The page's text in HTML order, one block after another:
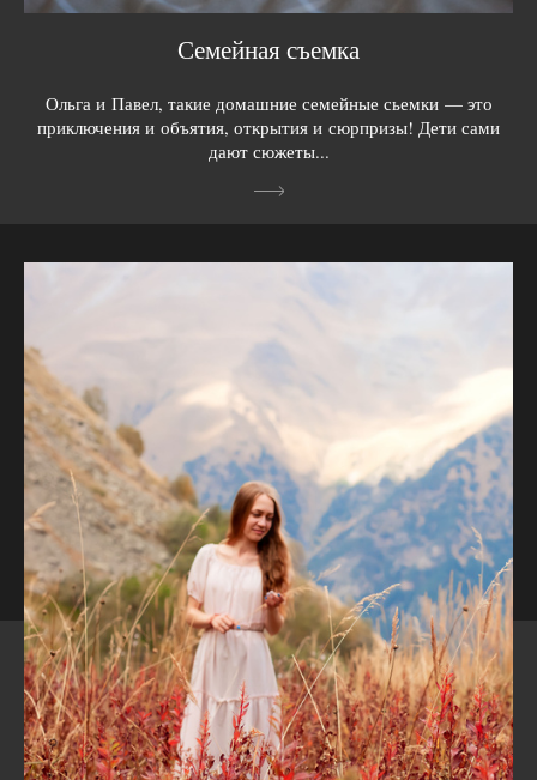
Семейная съемка
Ольга и Павел, такие домашние семейные сьемки — это
приключения и объятия, открытия и сюрпризы! Дети сами
дают сюжеты...